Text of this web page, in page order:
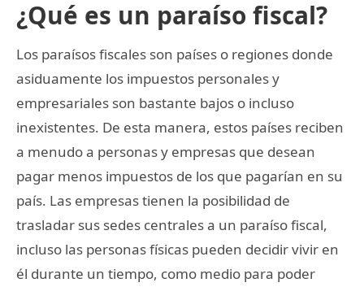
¿Qué es un paraíso fiscal?
Los paraísos fiscales son países o regiones donde
asiduamente los impuestos personales y
empresariales son bastante bajos o incluso
inexistentes. De esta manera, estos países reciben
a menudo a personas y empresas que desean
pagar menos impuestos de los que pagarían en su
país. Las empresas tienen la posibilidad de
trasladar sus sedes centrales a un paraíso fiscal,
incluso las personas físicas pueden decidir vivir en
él durante un tiempo, como medio para poder